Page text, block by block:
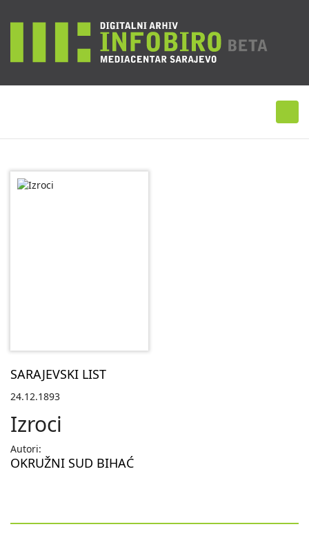
SARAJEVSKI LIST
24.12.1893
Izroci
Autori:
OKRUŽNI SUD BIHAĆ